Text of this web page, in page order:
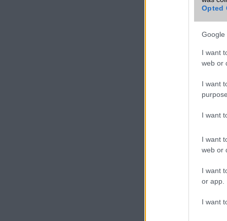
Opted
Google
I want
web or
I want
I want
I want
web or
I want
or app.
I want